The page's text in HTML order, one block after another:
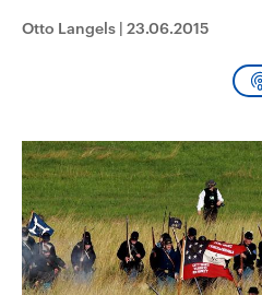
und Hintergründe zu den Parteien
und Kandidaten der anstehenden
Sendungen Programm
Otto Langels | 23.06.2015